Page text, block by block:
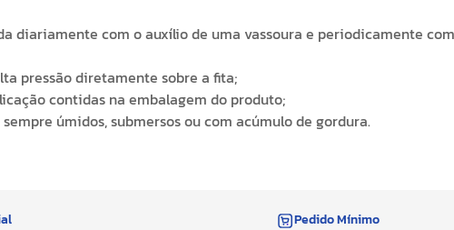
diariamente com o auxílio de uma vassoura e periodicamente
pressão diretamente sobre a fita;
contidas na embalagem do produto;
úmidos, submersos ou com acúmulo de gordura.
Pedido Mínimo